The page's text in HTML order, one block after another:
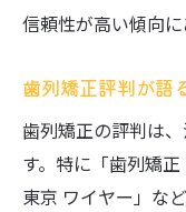
信頼性が高い傾向に
歯列矯正評判が語
歯列矯正の評判は
す。特に「歯列矯
東京 ワイヤー」な